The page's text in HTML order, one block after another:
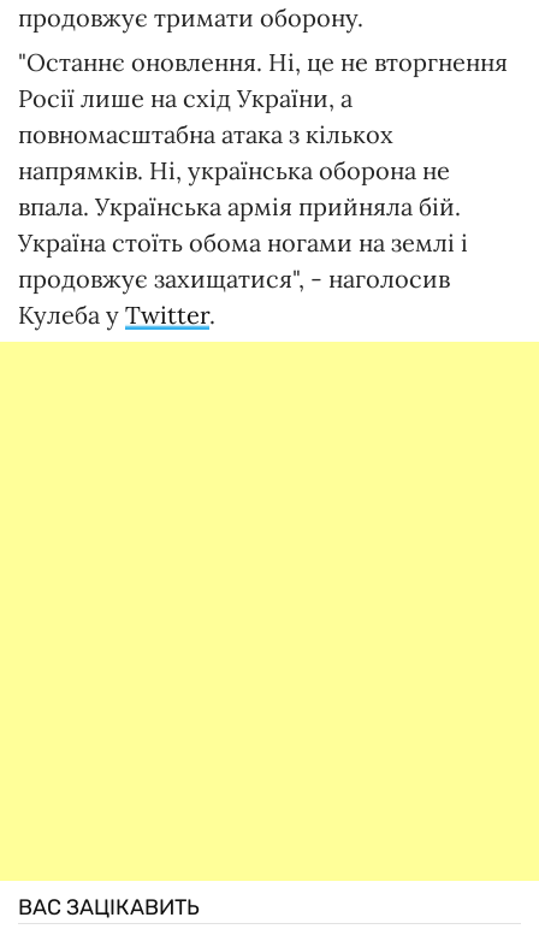
продовжує тримати оборону.
"Останнє оновлення. Ні, це не вторгнення
Росії лише на схід України, а
повномасштабна атака з кількох
напрямків. Ні, українська оборона не
впала. Українська армія прийняла бій.
Україна стоїть обома ногами на землі і
продовжує захищатися", - наголосив
Кулеба у Twitter.
ВАС ЗАЦІКАВИТЬ